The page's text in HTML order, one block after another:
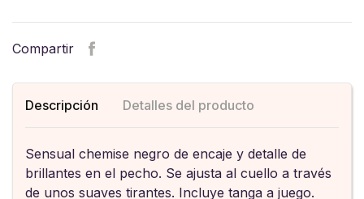
Compartir
Descripción Detalles del producto
Sensual chemise negro de encaje y detalle de
brillantes en el pecho. Se ajusta al cuello a través
de unos suaves tirantes. Incluye tanga a juego.